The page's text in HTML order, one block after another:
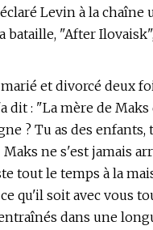
Levin à la
"After
et divorcé deux
dit : "La mère de
? Tu as des
ne s'est jamais
tout le temps à la
qu'il soit avec vous
dans une